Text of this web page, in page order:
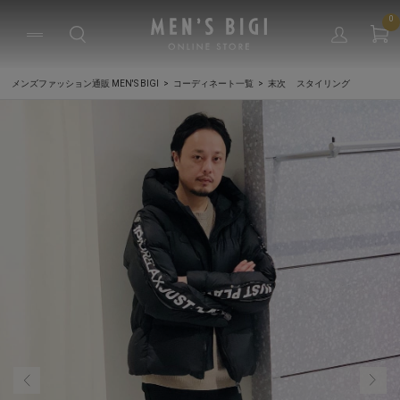
0
メンズファッション通販 MEN'S BIGI コーディネート一覧 末次 スタイリング